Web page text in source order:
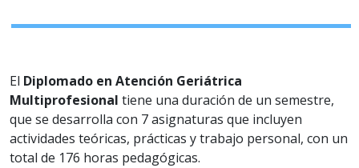
El Diplomado en Atención Geriátrica
Multiprofesional tiene una duración de un semestre,
que se desarrolla con 7 asignaturas que incluyen
actividades teóricas, prácticas y trabajo personal, con un
total de 176 horas pedagógicas.